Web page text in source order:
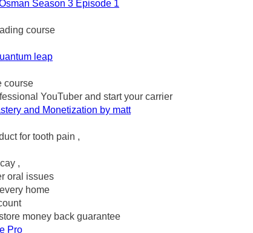
Season 3 Episode 1
course
leap
course
YouTuber and start your carrier
and Monetization by matt
for tooth pain ,
,
oral issues
home
money back guarantee
Pro